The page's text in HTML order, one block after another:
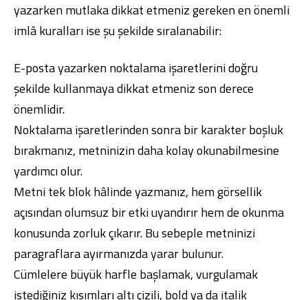
yazarken mutlaka dikkat etmeniz gereken en önemli
imlâ kuralları ise şu şekilde sıralanabilir:
E-posta yazarken noktalama işaretlerini doğru
şekilde kullanmaya dikkat etmeniz son derece
önemlidir.
Noktalama işaretlerinden sonra bir karakter boşluk
bırakmanız, metninizin daha kolay okunabilmesine
yardımcı olur.
Metni tek blok hâlinde yazmanız, hem görsellik
açısından olumsuz bir etki uyandırır hem de okunma
konusunda zorluk çıkarır. Bu sebeple metninizi
paragraflara ayırmanızda yarar bulunur.
Cümlelere büyük harfle başlamak, vurgulamak
istediğiniz kısımları altı çizili, bold ya da italik